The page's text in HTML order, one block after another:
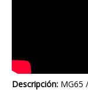
Descripción: MG65